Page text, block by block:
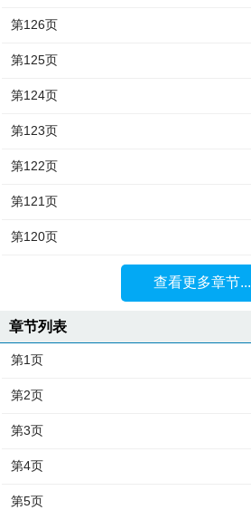
第126页
第125页
第124页
第123页
第122页
第121页
第120页
查看更多章节...
章节列表
第1页
第2页
第3页
第4页
第5页